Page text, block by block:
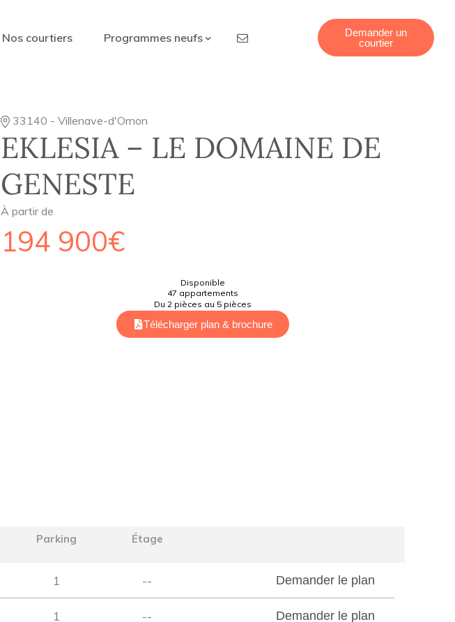
Nos courtiers Programmes neufs
Demander un
courtier
33140 - Villenave-d'Ornon
EKLESIA – LE DOMAINE DE
GENESTE
À partir de
194 900€
Disponible
47 appartements
Du 2 pièces au 5 pièces
Télécharger plan & brochure
Parking Étage
1 -- Demander le plan
1 -- Demander le plan